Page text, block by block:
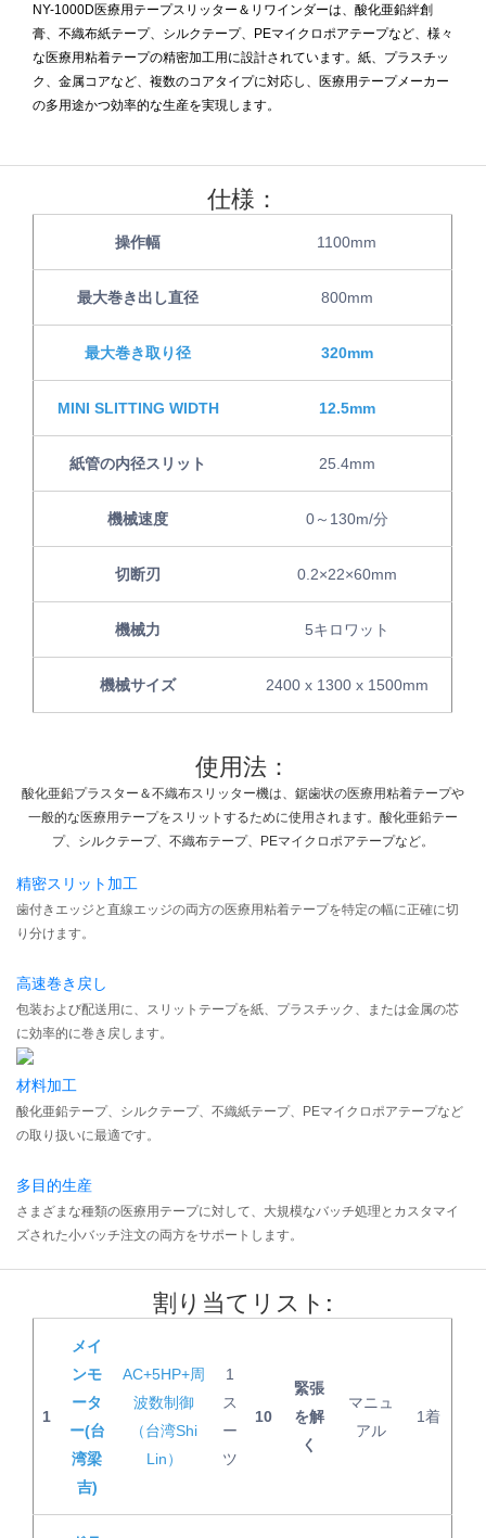
NY-1000D医療用テープスリッター＆リワインダーは、酸化亜鉛絆創
膏、不織布紙テープ、シルクテープ、PEマイクロポアテープなど、様々
な医療用粘着テープの精密加工用に設計されています。紙、プラスチッ
ク、金属コアなど、複数のコアタイプに対応し、医療用テープメーカー
の多用途かつ効率的な生産を実現します。
仕様：
操作幅 1100mm
最大巻き出し直径 800mm
最大巻き取り径 320mm
MINI SLITTING WIDTH 12.5mm
紙管の内径スリット 25.4mm
機械速度 0～130m/分
切断刃 0.2×22×60mm
機械力 5キロワット
機械サイズ 2400 x 1300 x 1500mm
使用法：
酸化亜鉛プラスター＆不織布スリッター機は、鋸歯状の医療用粘着テープや
一般的な医療用テープをスリットするために使用されます。酸化亜鉛テー
プ、シルクテープ、不織布テープ、PEマイクロポアテープなど。
精密スリット加工
歯付きエッジと直線エッジの両方の医療用粘着テープを特定の幅に正確に切
り分けます。
高速巻き戻し
包装および配送用に、スリットテープを紙、プラスチック、または金属の芯
に効率的に巻き戻します。
材料加工
酸化亜鉛テープ、シルクテープ、不織紙テープ、PEマイクロポアテープなど
の取り扱いに最適です。
多目的生産
さまざまな種類の医療用テープに対して、大規模なバッチ処理とカスタマイ
ズされた小バッチ注文の両方をサポートします。
割り当てリスト:
1
メイ
ンモ
ータ
ー(台
湾梁
吉)
AC+5HP+周
波数制御
（台湾Shi
Lin）
1
ス
ー
ツ
10
緊張
を解
く
マニュ
アル
1着